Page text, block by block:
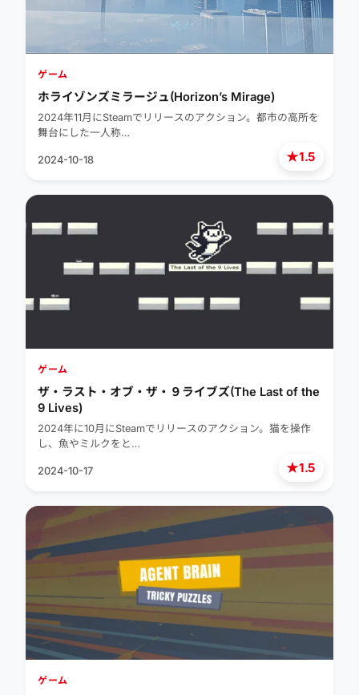
★1.5
ゲーム
ホライゾンズミラージュ(Horizon’s Mirage)
2024年11月にSteamでリリースのアクション。都市の高所を
舞台にした一人称…
2024-10-18
★1.5
ゲーム
ザ・ラスト・オブ・ザ・９ライブズ(The Last of the
9 Lives)
2024年に10月にSteamでリリースのアクション。猫を操作
し、魚やミルクをと…
2024-10-17
ゲーム